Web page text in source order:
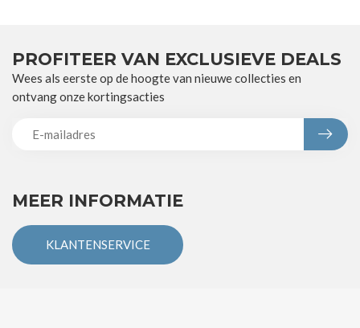
MEER INFORMATIE
KLANTENSERVICE
PROFITEER VAN EXCLUSIEVE DEALS
Wees als eerste op de hoogte van nieuwe collecties en
ontvang onze kortingsacties